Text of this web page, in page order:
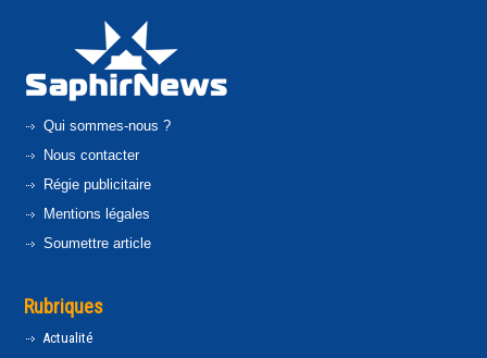
Qui sommes-nous ?
Nous contacter
Régie publicitaire
Mentions légales
Soumettre article
Rubriques
Actualité